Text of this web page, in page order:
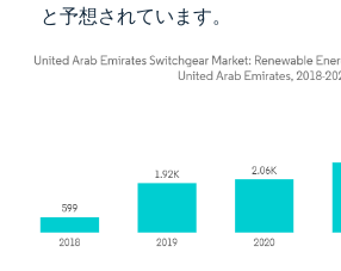
と予想されています。